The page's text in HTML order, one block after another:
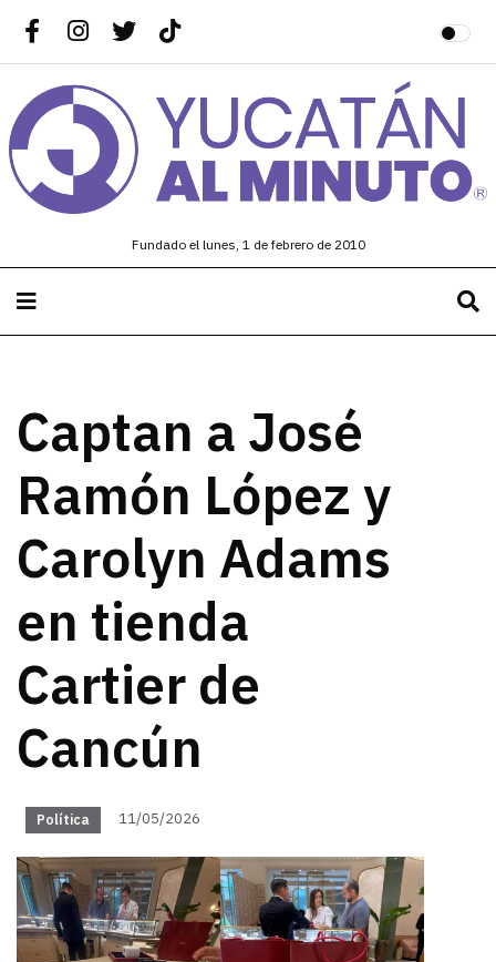
Fundado el lunes, 1 de febrero de 2010
Captan a José
Ramón López y
Carolyn Adams
en tienda
Cartier de
Cancún
Política 11/05/2026